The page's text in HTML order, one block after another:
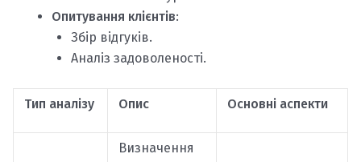
Опитування клієнтів:
Збір відгуків.
Аналіз задоволеності.
Тип аналізу Опис Основні аспекти
Визначення